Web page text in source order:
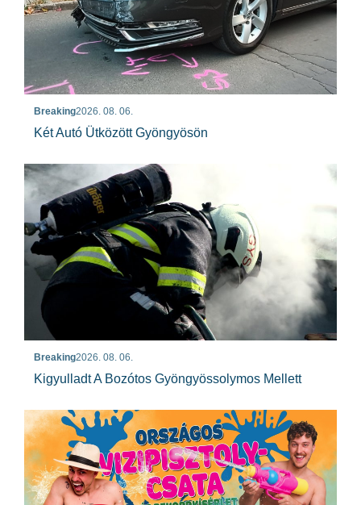
Breaking2026. 08. 06.
Két Autó Ütközött Gyöngyösön
Breaking2026. 08. 06.
Kigyulladt A Bozótos Gyöngyössolymos Mellett